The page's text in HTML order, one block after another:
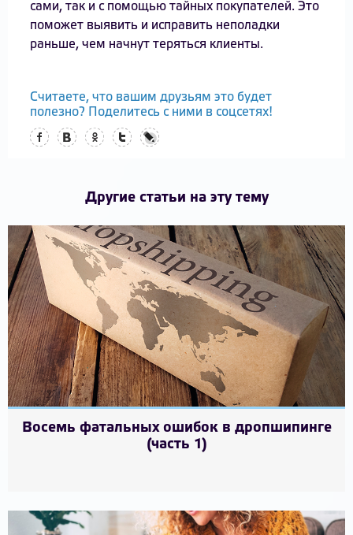
сами, так и с помощью тайных покупателей. Это
поможет выявить и исправить неполадки
раньше, чем начнут теряться клиенты.
Считаете, что вашим друзьям это будет
полезно? Поделитесь с ними в соцсетях!
Другие статьи на эту тему
Восемь фатальных ошибок в дропшипинге
(часть 1)